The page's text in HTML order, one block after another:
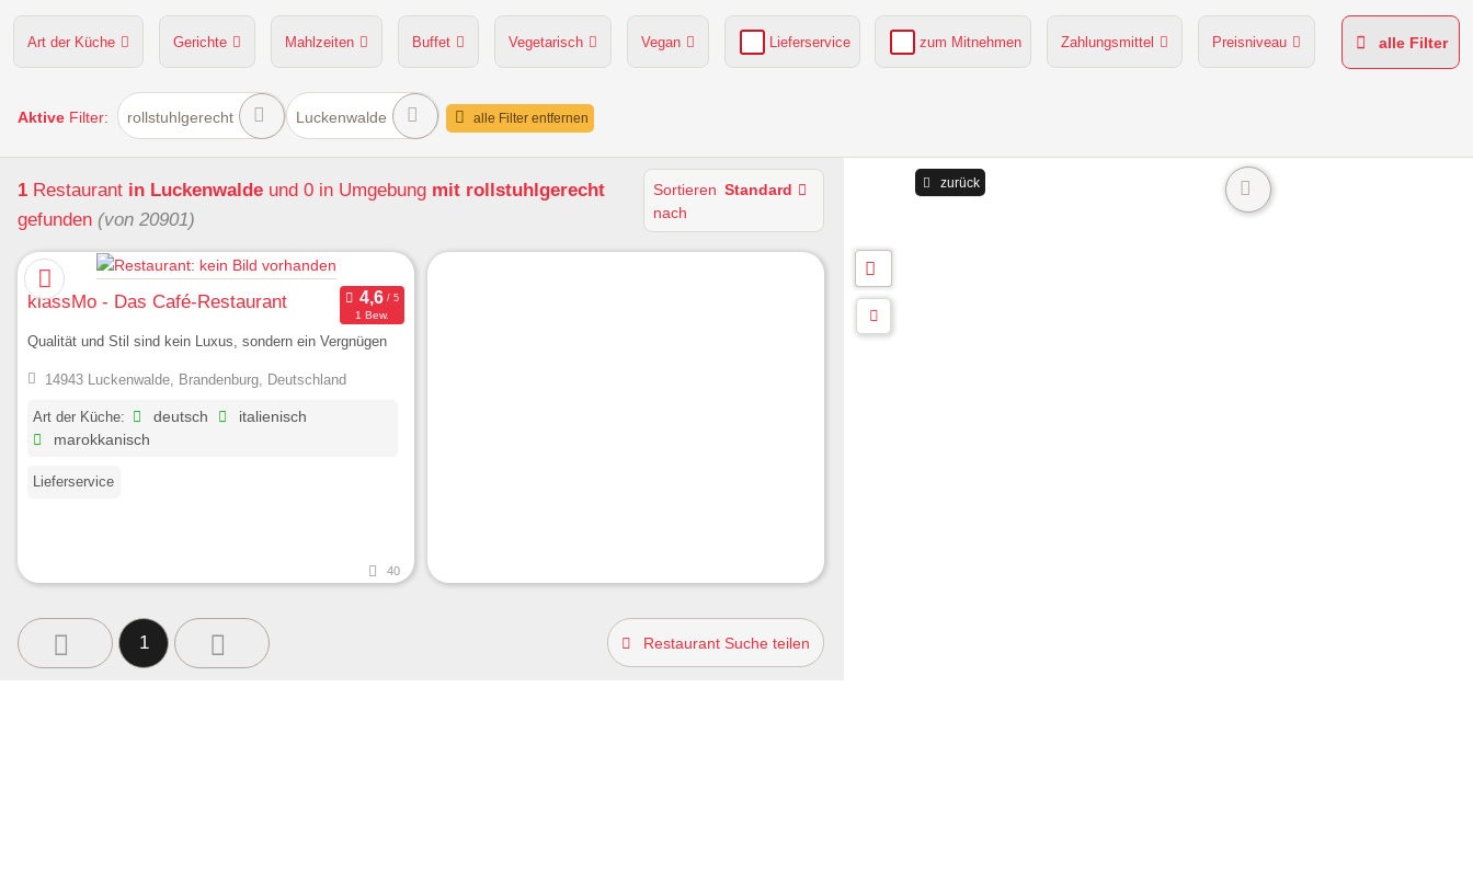
Art der Küche Gerichte Mahlzeiten Buffet Vegetarisch Vegan Lieferservice zum Mitnehmen Zahlungsmittel Preisniveau
Hunde erlaubt Kapazität Sitzplätze im Freien grüner Gastgarten
alle Filter
Aktive Filter: rollstuhlgerecht Luckenwalde alle Filter entfernen
1 Restaurant in Luckenwalde und 0 in Umgebung mit rollstuhlgerecht
gefunden (von 20901)
Sortieren
nach
Standard
klassMo - Das Café-Restaurant
1 Bew.
Qualität und Stil sind kein Luxus, sondern ein Vergnügen
14943 Luckenwalde, Brandenburg, Deutschland
Art der Küche: deutsch
italienisch
marokkanisch
Lieferservice
40
1 Restaurant Suche teilen
zurück